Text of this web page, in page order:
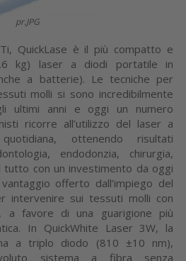
pr.JPG
QuickLase è il più compatto e
kg) laser a diodi portatile in
a batterie). Le tecniche per
molli si sono incredibilmente
ultimi anni e oggi un numero
ricorre all’utilizzo del laser a
ottenendo risultati
endodonzia, chirurgia,
tutto con un investimento da oggi
offerto dall’impiego del
intervenire sui tessuti molli con
a favore di una guarigione più
In QuickWhite Laser 3W, la
a triplo diodo (810 ±10 nm),
sistema a fibra senza